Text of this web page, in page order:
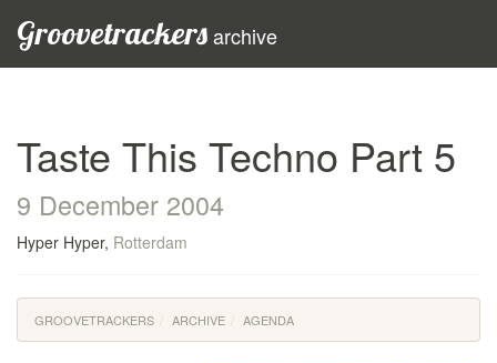
Groovetrackersarchive
Taste This Techno Part 5
9 December 2004
Hyper Hyper, Rotterdam
GROOVETRACKERS ARCHIVE AGENDA